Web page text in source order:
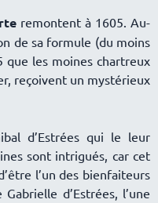
remontent à 1605. Au-
de sa formule (du moins
que les moines chartreux
reçoivent un mystérieux
d’Estrées qui le leur
sont intrigués, car cet
l’un des bienfaiteurs
d’Estrées, l’une